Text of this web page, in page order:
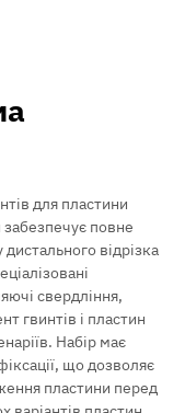
для пластини
забезпечує повне
відрізка
свердління,
гвинтів і пластин
Набір має
що дозволяє
пластини перед